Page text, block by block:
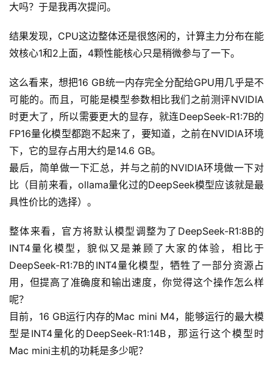
大吗？于是我再次提问。
结果发现，CPU这边整体还是很悠闲的，计算主力分布在能
效核心1和2上面，4颗性能核心只是稍微参与了一下。
这么看来，想把16 GB统一内存完全分配给GPU用几乎是不
可能的。而且，可能是模型参数相比我们之前测评NVIDIA
时更大了，所以需要更大的显存，就连DeepSeek-R1:7B的
FP16量化模型都跑不起来了，要知道，之前在NVIDIA环境
下，它的显存占用大约是14.6 GB。
最后，简单做一下汇总，并与之前的NVIDIA环境做一下对
比（目前来看，ollama量化过的DeepSeek模型应该就是最
具性价比的选择）。
整体来看，官方将默认模型调整为了DeepSeek-R1:8B的
INT4量化模型，貌似又是兼顾了大家的体验，相比于
DeepSeek-R1:7B的INT4量化模型，牺牲了一部分资源占
用，但提高了准确度和输出速度，你觉得这个操作怎么样
呢？
目前，16 GB运行内存的Mac mini M4，能够运行的最大模
型是INT4量化的DeepSeek-R1:14B，那运行这个模型时
Mac mini主机的功耗是多少呢？